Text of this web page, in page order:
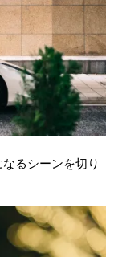
るシーンを切り